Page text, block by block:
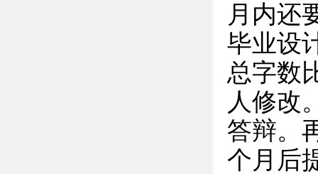
月内还
毕业设
总字数
人修改
答辩。
个月后